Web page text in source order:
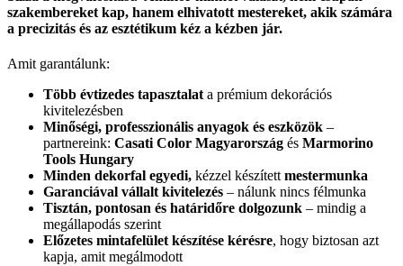
szakembereket kap, hanem elhivatott mestereket, akik számára
a precizitás és az esztétikum kéz a kézben jár.
Amit garantálunk:
Több évtizedes tapasztalat a prémium dekorációs
kivitelezésben
Minőségi, professzionális anyagok és eszközök –
partnereink: Casati Color Magyarország és Marmorino
Tools Hungary
Minden dekorfal egyedi, kézzel készített mestermunka
Garanciával vállalt kivitelezés – nálunk nincs félmunka
Tisztán, pontosan és határidőre dolgozunk – mindig a
megállapodás szerint
Előzetes mintafelület készítése kérésre, hogy biztosan azt
kapja, amit megálmodott